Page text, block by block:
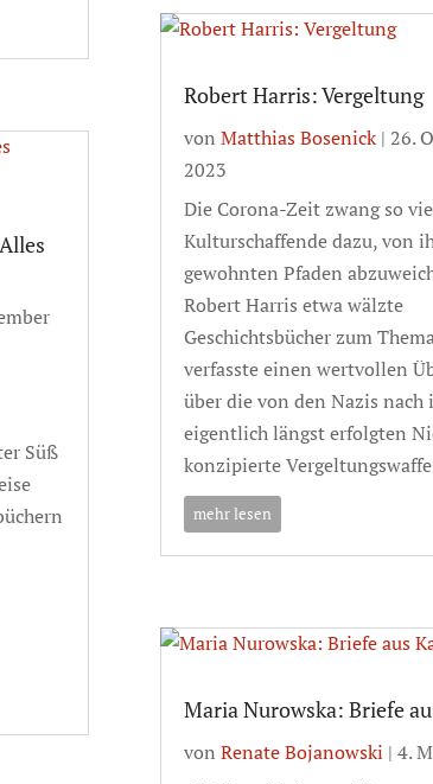
Süß
Robert Harris: Vergeltung
von Matthias Bosenick| 26.
2023
Die Corona-Zeit zwang so
Kulturschaffende dazu, von
gewohnten Pfaden
Robert Harris etwa wälzte
Geschichtsbücher zum
verfasste einen wertvollen
über die von den Nazis nach
eigentlich längst erfolgten
konzipierte
mehr lesen
Maria Nurowska: Briefe
von Renate Bojanowski | 4.